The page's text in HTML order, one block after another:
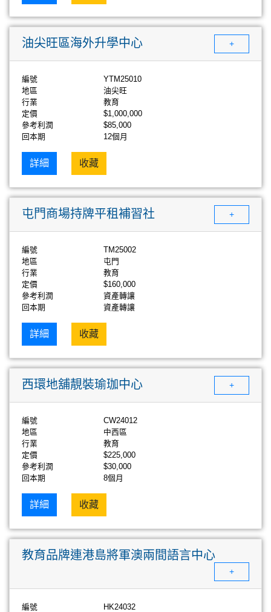
油尖旺區海外升學中心 +
編號
YTM25010
地區
油尖旺
行業
教育
定價
$1,000,000
參考利潤
$85,000
回本期
12個月
詳細 收藏
屯門商場持牌平租補習社 +
編號
TM25002
地區
屯門
行業
教育
定價
$160,000
參考利潤
資產轉讓
回本期
資產轉讓
詳細 收藏
西環地舖靚裝瑜珈中心 +
編號
CW24012
地區
中西區
行業
教育
定價
$225,000
參考利潤
$30,000
回本期
8個月
詳細 收藏
教育品牌連港島將軍澳兩間語言中心
+
編號
HK24032